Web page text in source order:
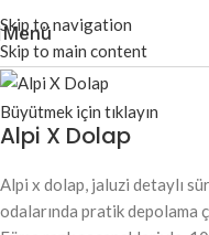
Skip to navigation
Skip to main content
Menü
Büyütmek için tıklayın
Alpi X Dolap
Alpi x dolap, jaluzi detaylı
odalarında pratik depolama